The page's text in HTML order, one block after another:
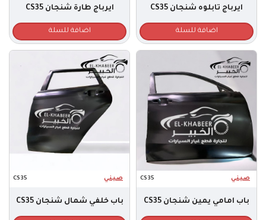
ايرباج تابلوه شنجان CS35
اضافة للسلة
ايرباج طارة شنجان CS35
اضافة للسلة
صـيـنـي CS35
باب امامي يمين شنجان CS35
صـيـنـي CS35
باب خلفي شمال شنجان CS35